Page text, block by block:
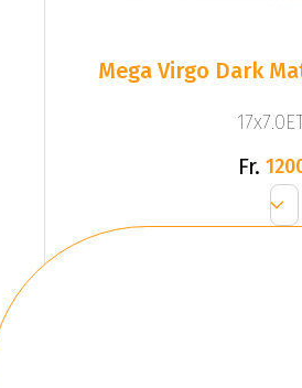
Mega Virgo Dark
Fr.